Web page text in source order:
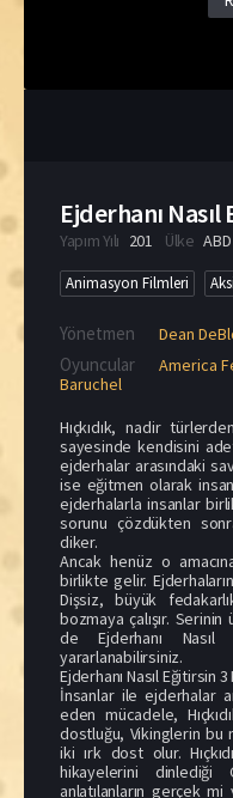
Ejderhanı
Yapım Yılı 201 Ülke ABD
Animasyon Filmleri
Yönetmen Dean
Oyuncular America
Baruchel
Hıçkıdık, nadir
sayesinde kendisini
ejderhalar arasındaki
ise eğitmen olarak
ejderhalarla insanlar
sorunu çözdükten
diker.
Ancak henüz o
birlikte gelir. Ejderhaların
Dişsiz, büyük
bozmaya çalışır.
de Ejderhanı
yararlanabilirsiniz.
Ejderhanı Nasıl Eğitirsin
İnsanlar ile ejderhalar
eden mücadele,
dostluğu, Vikinglerin bu
iki ırk dost olur.
hikayelerini dinlediği
anlatılanların gerçek